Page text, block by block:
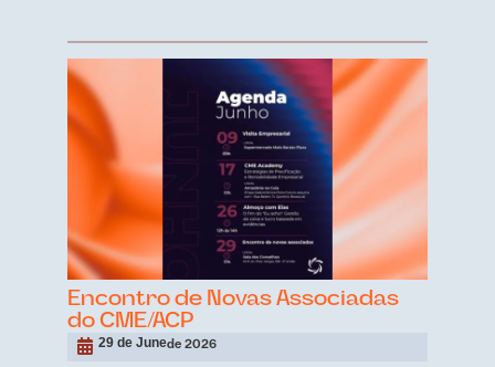
Encontro de Novas Associadas
do CME/ACP
29 de Junede 2026